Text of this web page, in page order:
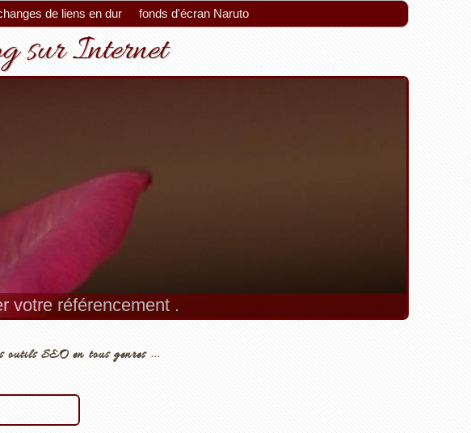
de liens en dur fonds d'écran Naruto
sur Internet
votre référencement .
outils SEO en tous genres ...